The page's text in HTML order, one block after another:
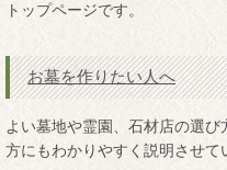
トップページです。
お墓を作りたい人へ
よい墓地や霊園、石材店の選
方にもわかりやすく説明させて